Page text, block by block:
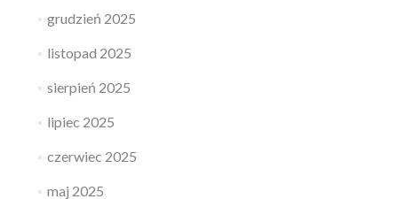
grudzień 2025
listopad 2025
sierpień 2025
lipiec 2025
czerwiec 2025
maj 2025